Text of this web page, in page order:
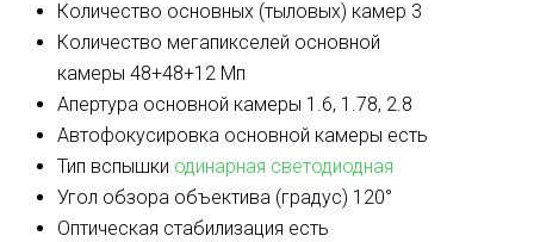
Количество основных (тыловых) камер 3
Количество мегапикселей основной
камеры 48+48+12 Мп
Апертура основной камеры 1.6, 1.78, 2.8
Автофокусировка основной камеры есть
Тип вспышки одинарная светодиодная
Угол обзора объектива (градус) 120°
Оптическая стабилизация есть